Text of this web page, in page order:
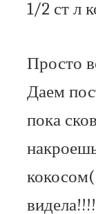
1/2 ст л
Просто
Даем
пока
кокосом(